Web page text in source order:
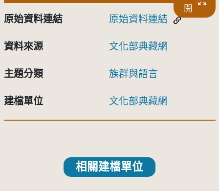
開
原始資料連結 原始資料連結
資料來源 文化部典藏網
主題分類 族群與語言
建檔單位 文化部典藏網
相關建檔單位